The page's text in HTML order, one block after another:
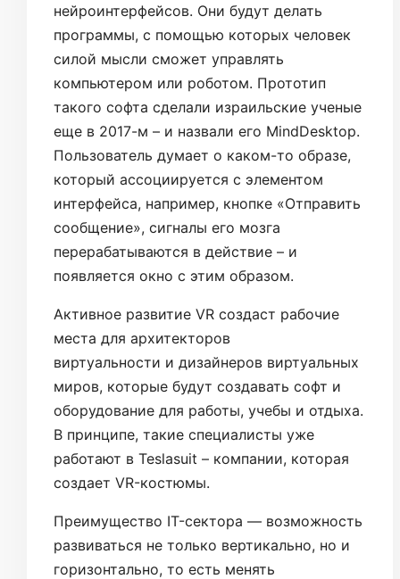
нейроинтерфейсов. Они будут делать
программы, с помощью которых человек
силой мысли сможет управлять
компьютером или роботом. Прототип
такого софта сделали израильские ученые
еще в 2017-м – и назвали его MindDesktop.
Пользователь думает о каком-то образе,
который ассоциируется с элементом
интерфейса, например, кнопке «Отправить
сообщение», сигналы его мозга
перерабатываются в действие – и
появляется окно с этим образом.
Активное развитие VR создаст рабочие
места для архитекторов
виртуальности и дизайнеров виртуальных
миров, которые будут создавать софт и
оборудование для работы, учебы и отдыха.
В принципе, такие специалисты уже
работают в Teslasuit – компании, которая
создает VR-костюмы.
Преимущество IT-сектора — возможность
развиваться не только вертикально, но и
горизонтально, то есть менять